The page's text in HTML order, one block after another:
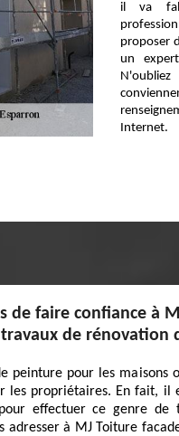
il va
proposer
un
Internet.
de faire confiance à
de rénovation
peinture pour les maisons
les propriétaires. En fait, il
effectuer ce genre de
adresser à MJ Toiture